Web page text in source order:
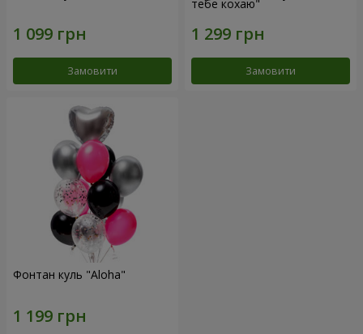
Замовити
тебе кохаю"
Замовити
Фонтан куль "Aloha"